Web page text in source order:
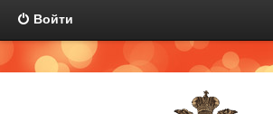
Войти